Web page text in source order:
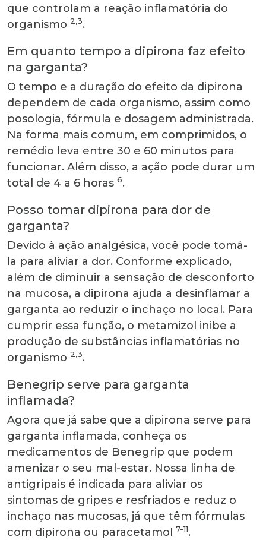
que controlam a reação inflamatória do
organismo 2,3.
Em quanto tempo a dipirona faz efeito
na garganta?
O tempo e a duração do efeito da dipirona
dependem de cada organismo, assim como
posologia, fórmula e dosagem administrada.
Na forma mais comum, em comprimidos, o
remédio leva entre 30 e 60 minutos para
funcionar. Além disso, a ação pode durar um
total de 4 a 6 horas 6.
Posso tomar dipirona para dor de
garganta?
Devido à ação analgésica, você pode tomá-
la para aliviar a dor. Conforme explicado,
além de diminuir a sensação de desconforto
na mucosa, a dipirona ajuda a desinflamar a
garganta ao reduzir o inchaço no local. Para
cumprir essa função, o metamizol inibe a
produção de substâncias inflamatórias no
organismo 2,3.
Benegrip serve para garganta
inflamada?
Agora que já sabe que a dipirona serve para
garganta inflamada, conheça os
medicamentos de Benegrip que podem
amenizar o seu mal-estar. Nossa linha de
antigripais é indicada para aliviar os
sintomas de gripes e resfriados e reduz o
inchaço nas mucosas, já que têm fórmulas
com dipirona ou paracetamol
7-11.